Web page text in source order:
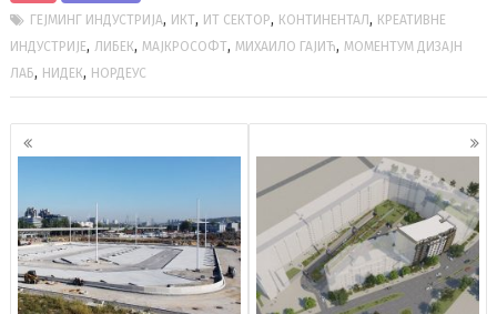
ГЕЈМИНГ ИНДУСТРИЈА, ИКТ, ИТ СЕКТОР, КОНТИНЕНТАЛ, КРЕАТИВНЕ
ИНДУСТРИЈЕ,ЛИБЕК,МАЈКРОСОФТ,МИХАИЛО ГАЈИЋ,МОМЕНТУМ ДИЗАЈН
ЛАБ, НИДЕК, НОРДЕУС
Кретање
чланака